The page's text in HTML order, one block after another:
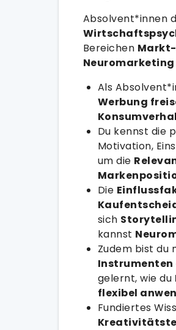
Absolvent*innen
Bereichen
Neuromarketing
Als
Werbung
Du kennst die
Motivation,
um die
Die
sich
kannst
Zudem bist du
Instrumenten
gelernt, wie du
flexibel
Fundiertes